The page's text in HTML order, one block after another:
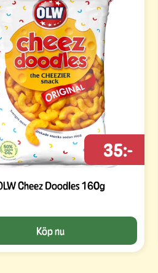
Cheez Doodles 160g
35:-
Köp nu